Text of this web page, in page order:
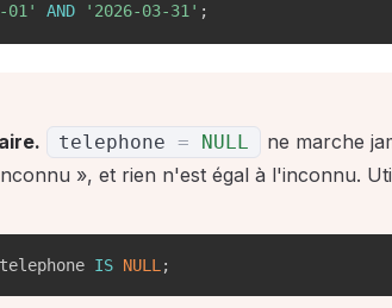
01' AND '2026-03-31' ;
telephone = NULL
ne marche
», et rien n'est égal à l'inconnu.
telephone IS NULL ;